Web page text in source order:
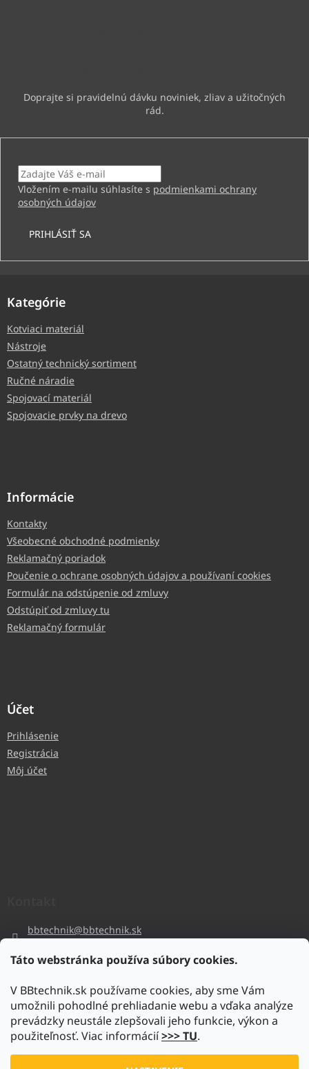
Táto webstránka používa súbory cookies.
V BBtechnik.sk používame cookies, aby sme Vám
umožnili pohodlné prehliadanie webu a vďaka analýze
prevádzky neustále zlepšovali jeho funkcie, výkon a
použiteľnosť. Viac informácií>>> TU.
Vložením e-mailu súhlasíte s podmienkami ochrany
osobných údajov
PRIHLÁSIŤ SA
Kategórie
Kotviaci materiál
Nástroje
Ostatný technický sortiment
Ručné náradie
Spojovací materiál
Spojovacie prvky na drevo
Informácie
Kontakty
Všeobecné obchodné podmienky
Reklamačný poriadok
Poučenie o ochrane osobných údajov a používaní cookies
Formulár na odstúpenie od zmluvy
Odstúpiť od zmluvy tu
Reklamačný formulár
Účet
Prihlásenie
Registrácia
Môj účet
bbtechnik@bbtechnik.sk
bbtechnik
https://www.youtube.com/@bb-techniks.r.o.7746